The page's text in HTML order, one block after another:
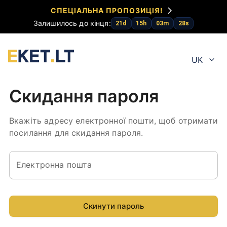
СПЕЦІАЛЬНА ПРОПОЗИЦІЯ!
Залишилось до кінця:
21 d 15h 03m 28s
UK
Скидання пароля
Вкажіть адресу електронної пошти, щоб отримати
посилання для скидання пароля.
Електронна пошта
Скинути пароль